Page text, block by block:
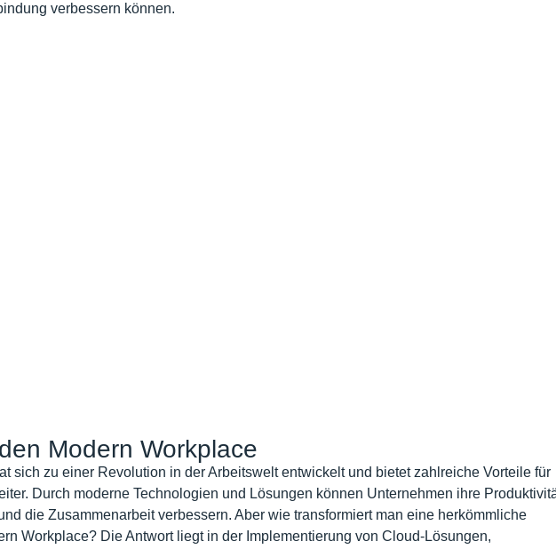
verbessern können.
Modern Workplace
sich zu einer Revolution in der Arbeitswelt entwickelt und bietet zahlreiche Vorteile für
Durch moderne Technologien und Lösungen können Unternehmen ihre
die Zusammenarbeit verbessern. Aber wie transformiert man eine herkömmliche
Workplace? Die Antwort liegt in der Implementierung von Cloud-Lösungen,